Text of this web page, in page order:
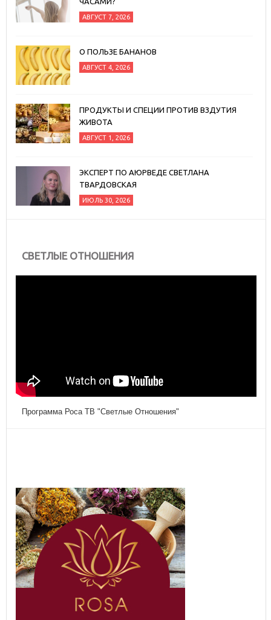
АВГУСТ 7, 2026
О ПОЛЬЗЕ БАНАНОВ
АВГУСТ 4, 2026
ПРОДУКТЫ И СПЕЦИИ ПРОТИВ ВЗДУТИЯ
ЖИВОТА
АВГУСТ 1, 2026
ЭКСПЕРТ ПО АЮРВЕДЕ СВЕТЛАНА
ТВАРДОВСКАЯ
ИЮЛЬ 30, 2026
СВЕТЛЫЕ ОТНОШЕНИЯ
Программа Роса ТВ "Светлые Отношения"